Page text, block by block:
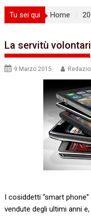
Tu sei qui Home
La servitù
9 Marzo 2015
I cosiddetti “smart
vendute degli ultimi anni